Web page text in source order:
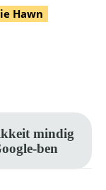
Hawn
mindig
ben